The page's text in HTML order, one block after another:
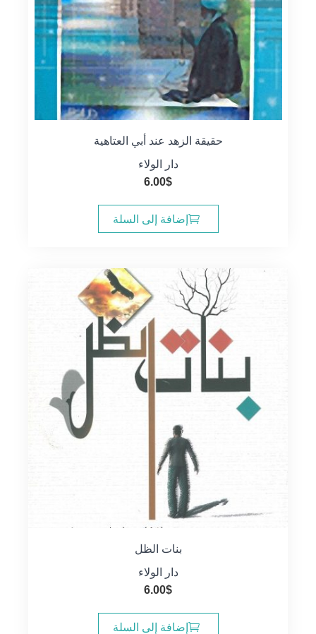
حقيقة الزهد عند أبي العتاهية
دار الولاء
6.00$
إضافة إلى السلة
بنات الظل
دار الولاء
6.00$
إضافة إلى السلة